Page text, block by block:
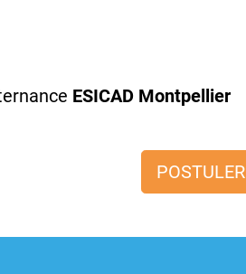
ESICAD Montpellier
POSTULER